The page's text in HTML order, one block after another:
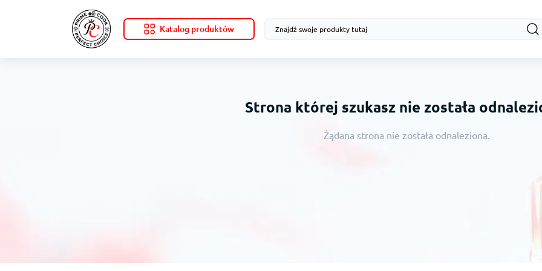
Katalog produktów
Strona której szukasz nie została
Żądana strona nie została odnaleziona.